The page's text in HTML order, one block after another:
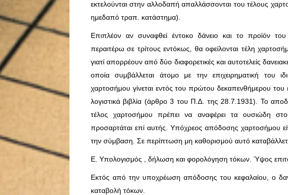
εκτελούνται στην αλλοδαπή απαλλάσσονται του τέλους
ημεδαπό τραπ. κατάστημα).
Επιπλέον αν συναφθεί έντοκο δάνειο και το προϊόν του
περαιτέρω σε τρίτους εντόκως, θα οφείλονται τέλη
γιατί απορρέουν από δύο διαφορετικές και αυτοτελείς
οποία συμβάλλεται άτομο με την επιχειρηματική του
χαρτοσήμου γίνεται εντός του πρώτου δεκαπενθήμερου
λογιστικά βιβλία (άρθρο 3 του Π.Δ. της 28.7.1931). Το
τέλος χαρτοσήμου πρέπει να αναφέρει τα ουσιώδη
προσαρτάται επί αυτής. Υπόχρεος απόδοσης χαρτοσήμου
την σύμβαση. Σε περίπτωση μη καθορισμού αυτό
Ε. Υπολογισμός , δήλωση και φορολόγηση τόκων. Ύψος
Εκτός από την υποχρέωση απόδοσης του κεφαλαίου, ο
καταβολή τόκων.